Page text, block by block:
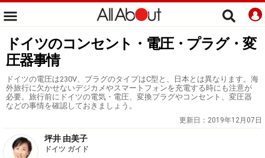
ドイツのコンセント・電圧・プラグ・変
圧器事情
ドイツの電圧は230V、プラグのタイプはC型と、日本とは異なります。海
外旅行に欠かせないデジカメやスマートフォンを充電する時にも注意が
必要。旅行前にドイツの電気・電圧、変換プラグやコンセント、変圧器
などの事情を確認しておきましょう。
更新日： 2019年12月07日
坪井 由美子
ドイツ ガイド